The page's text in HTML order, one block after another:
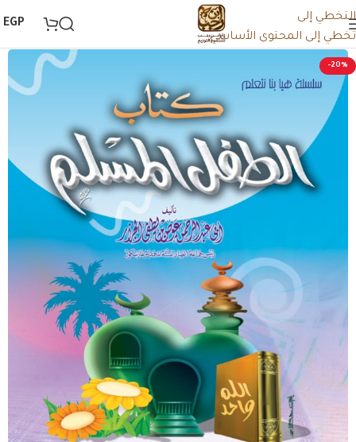
التخطي إلى
تخطي إلى المحتوى الأساسي
EGP
-20%